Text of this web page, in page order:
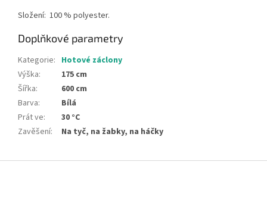
Složení: 100 % polyester.
Doplňkové parametry
Kategorie: Hotové záclony
Výška:
175 cm
Šířka:
600 cm
Barva:
Bílá
Prát ve:
30 °C
Zavěšení: Na tyč, na žabky, na háčky